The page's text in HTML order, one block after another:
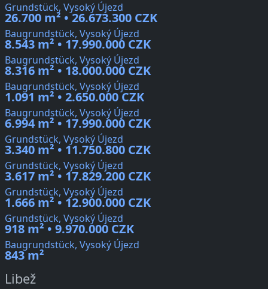
Grundstück, Vysoký Újezd
26.700 m² • 26.673.300 CZK
Baugrundstück, Vysoký Újezd
8.543 m² • 17.990.000 CZK
Baugrundstück, Vysoký Újezd
8.316 m² • 18.000.000 CZK
Baugrundstück, Vysoký Újezd
1.091 m² • 2.650.000 CZK
Baugrundstück, Vysoký Újezd
6.994 m² • 17.990.000 CZK
Grundstück, Vysoký Újezd
3.340 m² • 11.750.800 CZK
Grundstück, Vysoký Újezd
3.617 m² • 17.829.200 CZK
Grundstück, Vysoký Újezd
1.666 m² • 12.900.000 CZK
Grundstück, Vysoký Újezd
918 m² • 9.970.000 CZK
Baugrundstück, Vysoký Újezd
843 m²
Libež